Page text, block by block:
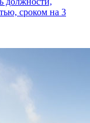
сроком на 3